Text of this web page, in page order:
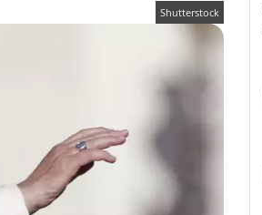
Shutterstock